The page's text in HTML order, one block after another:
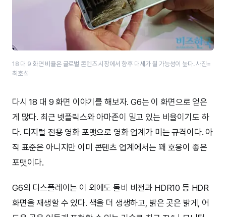
18 대 9 화면 비율은 글로벌 콘텐츠 시장에서 향후 대세가 될 가능성이 높다. 사진=
최호섭
다시 18 대 9 화면 이야기를 해보자. G6는 이 화면으로 얻은
게 많다. 최근 넷플릭스와 아마존이 밀고 있는 비율이기도 하
다. 디지털 전용 영화 포맷으로 영화 업계가 미는 규격이다. 아
직 표준은 아니지만 이미 콘텐츠 업계에서는 꽤 호응이 좋은
포맷이다.
G6의 디스플레이는 이 외에도 돌비 비전과 HDR10 등 HDR
화면을 재생할 수 있다. 색을 더 생생하고, 밝은 곳은 밝게, 어